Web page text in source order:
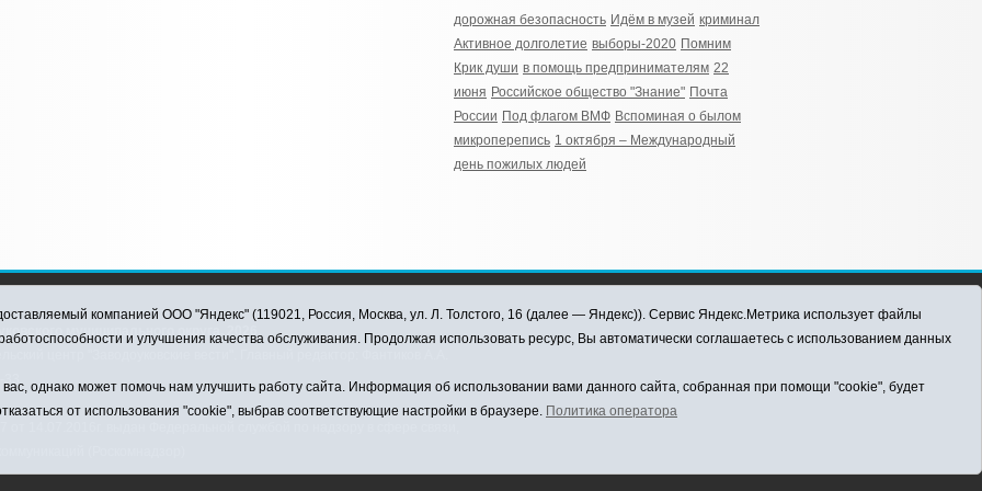
дорожная безопасность Идём в музей криминал
Активное долголетие выборы-2020 Помним
Крик души в помощь предпринимателям 22
июня Российское общество "Знание" Почта
России Под флагом ВМФ Вспоминая о былом
микроперепись 1 октября – Международный
день пожилых людей
муниципального округа, 2026
компанией ООО "Яндекс" (119021, Россия, Москва, ул. Л. Толстого, 16 (далее — Яндекс)). Сервис Яндекс.Метрика использует файлы
и улучшения качества обслуживания. Продолжая использовать ресурс, Вы автоматически соглашаетесь с использованием данных
однако может помочь нам улучшить работу сайта. Информация об использовании вами данного сайта, собранная при помощи "cookie", будет
от использования "cookie", выбрав соответствующие настройки в браузере. Политика оператора